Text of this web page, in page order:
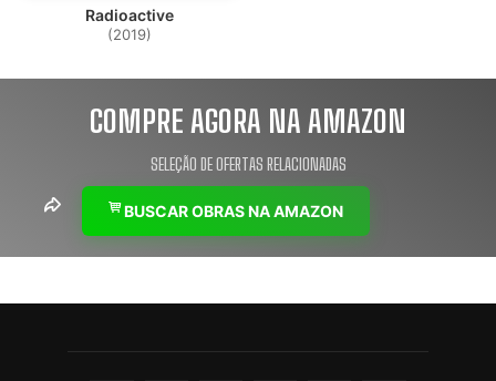
Radioactive
(2019)
COMPRE AGORA NA AMAZON
SELEÇÃO DE OFERTAS RELACIONADAS
BUSCAR OBRAS NA AMAZON